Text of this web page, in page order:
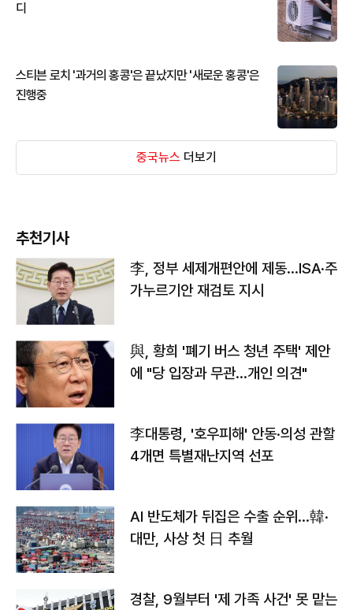
디
스티븐 로치 '과거의 홍콩'은 끝났지만 '새로운 홍콩'은
진행중
중국뉴스 더보기
추천기사
李, 정부 세제개편안에 제동…ISA·주
가누르기안 재검토 지시
與, 황희 '폐기 버스 청년 주택' 제안
에 "당 입장과 무관…개인 의견"
李대통령, '호우피해' 안동·의성 관할
4개면 특별재난지역 선포
AI 반도체가 뒤집은 수출 순위…韓·
대만, 사상 첫 日 추월
경찰, 9월부터 '제 가족 사건' 못 맡는